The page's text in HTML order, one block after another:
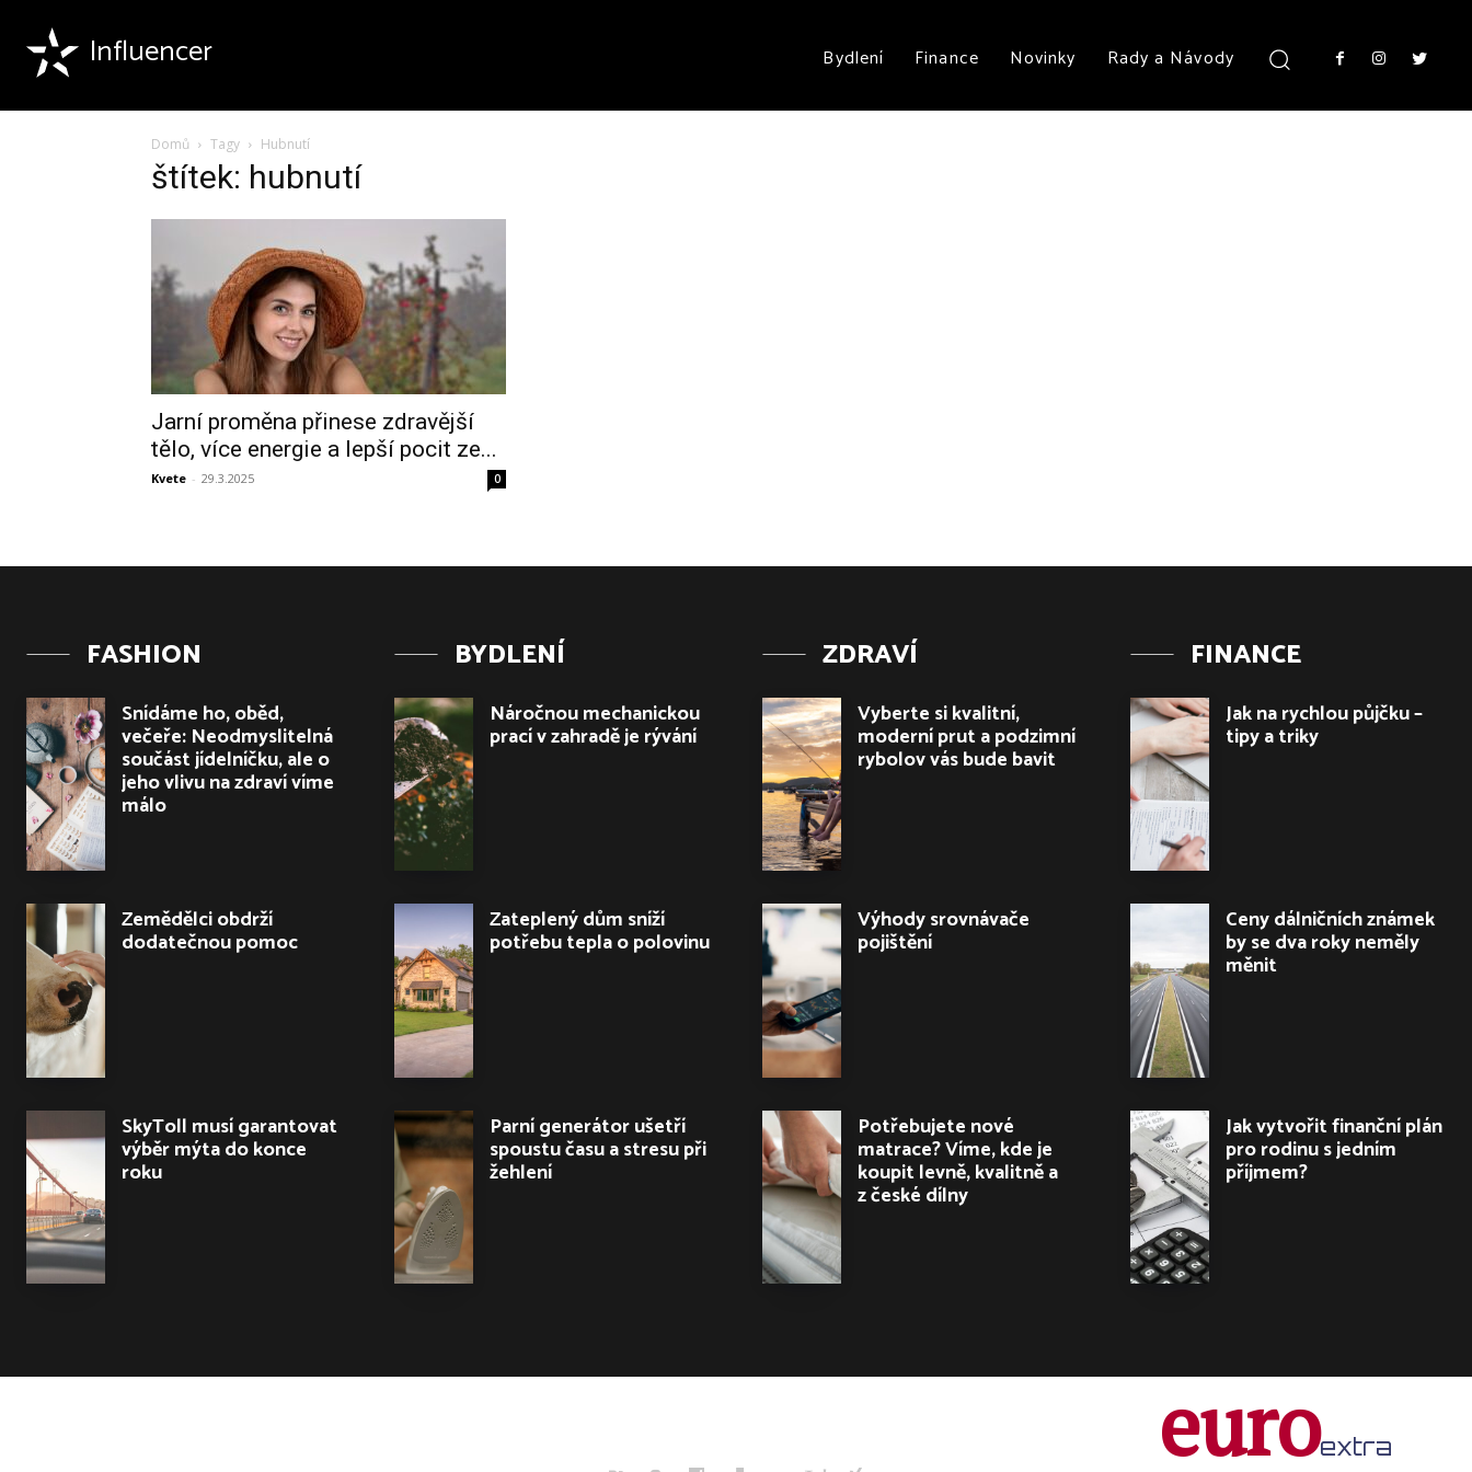
Influencer Bydlení Finance Novinky Rady a Návody
Domů Tagy Hubnutí
štítek: hubnutí
Jarní proměna přinese zdravější
tělo, více energie a lepší pocit ze...
Kvete - 29.3.2025 0
FASHION
Snídáme ho, oběd,
večeře: Neodmyslitelná
součást jídelníčku, ale o
jeho vlivu na zdraví víme
málo
Zemědělci obdrží
dodatečnou pomoc
SkyToll musí garantovat
výběr mýta do konce
roku
BYDLENÍ
Náročnou mechanickou
prací v zahradě je rývání
Zateplený dům sníží
potřebu tepla o polovinu
Parní generátor ušetří
spoustu času a stresu při
žehlení
ZDRAVÍ
Vyberte si kvalitní,
moderní prut a podzimní
rybolov vás bude bavit
Výhody srovnávače
pojištění
Potřebujete nové
matrace? Víme, kde je
koupit levně, kvalitně a
z české dílny
FINANCE
Jak na rychlou půjčku –
tipy a triky
Ceny dálničních známek
by se dva roky neměly
měnit
Jak vytvořit finanční plán
pro rodinu s jedním
příjmem?
euroextra